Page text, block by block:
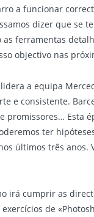
a funcionar
dizer que se
ferramentas
objectivo nas
a equipa
e consistente.
promissores… Esta
ter
últimos três anos.
irá cumprir as
de